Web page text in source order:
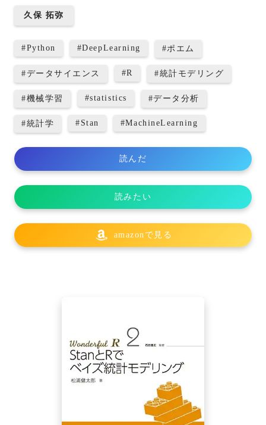
久保 拓弥
#Python #DeepLearning #ポエム
#データサイエンス #R #統計モデリング
#機械学習 #statistics #データ分析
#統計学 # Stan #MachineLearning
読んだ
読みたい
amazonで見る